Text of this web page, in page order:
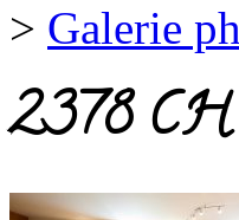
> Galerie
2378